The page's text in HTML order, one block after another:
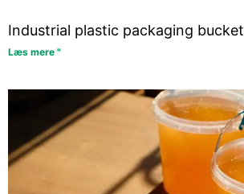
Industrial plastic packaging bucket
Læs mere "